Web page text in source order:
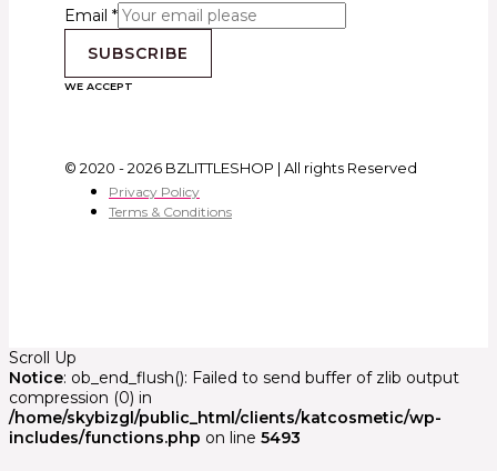
Email *
SUBSCRIBE
WE ACCEPT
© 2020 - 2026 BZLITTLESHOP | All rights Reserved
Privacy Policy
Terms & Conditions
Scroll Up
Notice: ob_end_flush(): Failed to send buffer of zlib output
compression (0) in
/home/skybizgl/public_html/clients/katcosmetic/wp-
includes/functions.php on line 5493